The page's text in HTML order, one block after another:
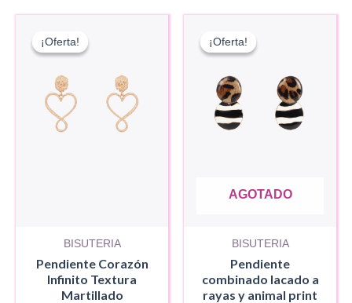
¡Oferta!
¡Oferta!
BISUTERIA
Pendiente Corazón
Infinito Textura
Martillado
¡Oferta!
AGOTADO
¡Oferta!
BISUTERIA
Pendiente
combinado lacado a
rayas y animal print